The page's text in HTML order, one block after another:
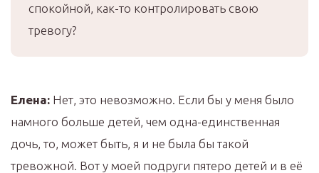
спокойной, как-то контролировать свою
тревогу?
Елена: Нет, это невозможно. Если бы у меня было
намного больше детей, чем одна-единственная
дочь, то, может быть, я и не была бы такой
тревожной. Вот у моей подруги пятеро детей и в её